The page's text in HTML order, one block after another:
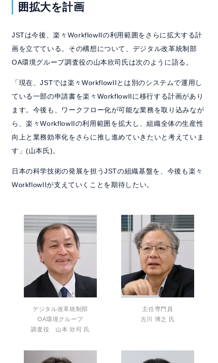
囲拡大を計画
JSTは今後、楽々WorkflowIIの利用範囲をさらに拡大する計
画を立てている。その構想について、デジタル改革統制部
OA環境グループ調査役の山本欣司氏は次のように語る。
「現在、JSTでは楽々WorkflowIIとは別のシステムで運用し
ている一部の申請書を楽々WorkflowIIに移行する計画があり
ます。今後も、ワークフロー化が可能な業務を取り込みなが
ら、楽々WorkflowIIの利用範囲を拡大し、組織全体の生産性
向上と業務効率化をさらに推し進めていきたいと考えていま
す」(山本氏)。
日本の科学技術の発展を担うJSTの組織基盤を、今後も楽々
WorkflowIIが支えていくことを期待したい。
デジタル改革統制部
OA環境グループ
調査役 山本 欣司 氏
主任専門員
古川 博之 氏